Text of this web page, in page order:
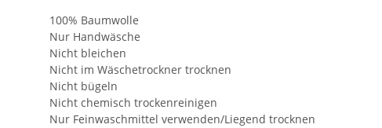
100% Baumwolle
Nur Handwäsche
Nicht bleichen
Nicht im Wäschetrockner trocknen
Nicht bügeln
Nicht chemisch trockenreinigen
Nur Feinwaschmittel verwenden/Liegend trocknen